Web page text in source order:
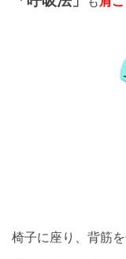
椅子に座り、背筋を